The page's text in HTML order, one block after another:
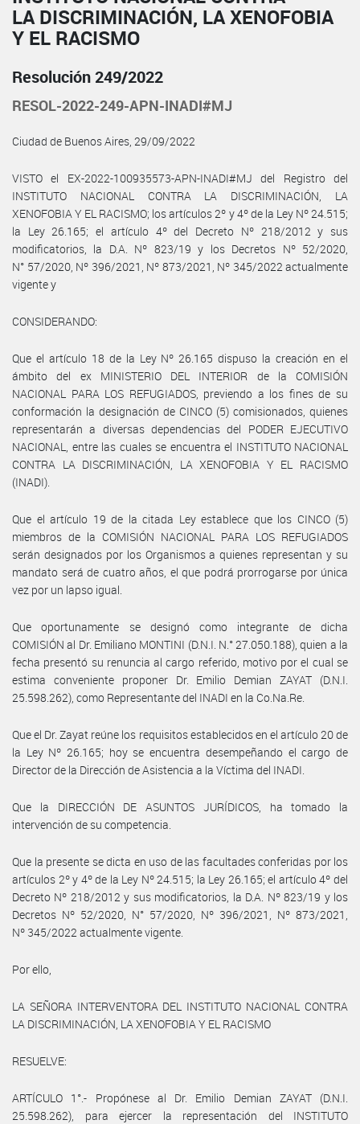
LA DISCRIMINACIÓN, LA XENOFOBIA
Y EL RACISMO
Resolución 249/2022
RESOL-2022-249-APN-INADI#MJ
Ciudad de Buenos Aires, 29/09/2022
VISTO el EX-2022-100935573-APN-INADI#MJ del Registro del
INSTITUTO NACIONAL CONTRA LA DISCRIMINACIÓN, LA
XENOFOBIA Y EL RACISMO; los artículos 2º y 4º de la Ley Nº 24.515;
la Ley 26.165; el artículo 4º del Decreto Nº 218/2012 y sus
modificatorios, la D.A. Nº 823/19 y los Decretos Nº 52/2020,
N° 57/2020, Nº 396/2021, Nº 873/2021, Nº 345/2022 actualmente
vigente y
CONSIDERANDO:
Que el artículo 18 de la Ley Nº 26.165 dispuso la creación en el
ámbito del ex MINISTERIO DEL INTERIOR de la COMISIÓN
NACIONAL PARA LOS REFUGIADOS, previendo a los fines de su
conformación la designación de CINCO (5) comisionados, quienes
representarán a diversas dependencias del PODER EJECUTIVO
NACIONAL, entre las cuales se encuentra el INSTITUTO NACIONAL
CONTRA LA DISCRIMINACIÓN, LA XENOFOBIA Y EL RACISMO
(INADI).
Que el artículo 19 de la citada Ley establece que los CINCO (5)
miembros de la COMISIÓN NACIONAL PARA LOS REFUGIADOS
serán designados por los Organismos a quienes representan y su
mandato será de cuatro años, el que podrá prorrogarse por única
vez por un lapso igual.
Que oportunamente se designó como integrante de dicha
COMISIÓN al Dr. Emiliano MONTINI (D.N.I. N.° 27.050.188), quien a la
fecha presentó su renuncia al cargo referido, motivo por el cual se
estima conveniente proponer Dr. Emilio Demian ZAYAT (D.N.I.
25.598.262), como Representante del INADI en la Co.Na.Re.
Que el Dr. Zayat reúne los requisitos establecidos en el artículo 20 de
la Ley Nº 26.165; hoy se encuentra desempeñando el cargo de
Director de la Dirección de Asistencia a la Víctima del INADI.
Que la DIRECCIÓN DE ASUNTOS JURÍDICOS, ha tomado la
intervención de su competencia.
Que la presente se dicta en uso de las facultades conferidas por los
artículos 2º y 4º de la Ley Nº 24.515; la Ley 26.165; el artículo 4º del
Decreto Nº 218/2012 y sus modificatorios, la D.A. Nº 823/19 y los
Decretos Nº 52/2020, N° 57/2020, Nº 396/2021, Nº 873/2021,
Nº 345/2022 actualmente vigente.
Por ello,
LA SEÑORA INTERVENTORA DEL INSTITUTO NACIONAL CONTRA
LA DISCRIMINACIÓN, LA XENOFOBIA Y EL RACISMO
RESUELVE:
ARTÍCULO 1°.- Propónese al Dr. Emilio Demian ZAYAT (D.N.I.
25.598.262), para ejercer la representación del INSTITUTO